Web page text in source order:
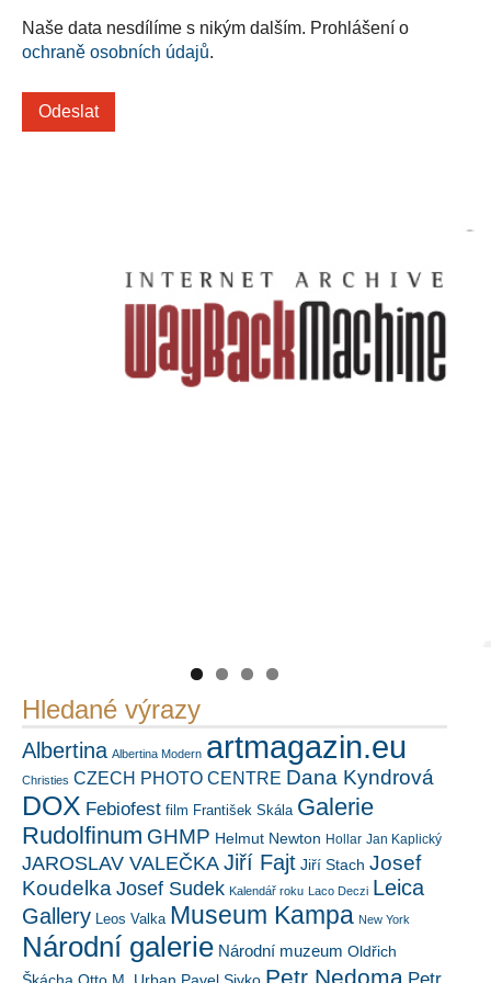
Naše data nesdílíme s nikým dalším. Prohlášení o
ochraně osobních údajů.
Hledané výrazy
Albertina Albertina Modern artmagazin.eu
Christies CZECH PHOTO CENTRE Dana Kyndrová
DOX Febiofest film František Skála Galerie
Rudolfinum GHMP Helmut Newton Hollar Jan Kaplický
JAROSLAV VALEČKA Jiří Fajt Jiří Stach Josef
Koudelka Josef Sudek Kalendář roku Laco Deczi Leica
Gallery Leos Valka Museum Kampa New York
Národní galerie Národní muzeum Oldřich
Petr Nedoma